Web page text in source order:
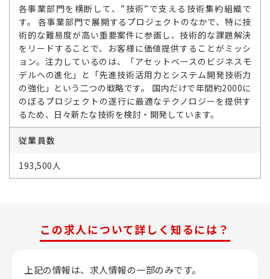
各事業部門を横断して、”技術”で支える技術集約組織で
す。 各事業部門で展開するプロジェクトのなかで、特に技
術的な難易度が高い重要案件に参画し、技術的な課題解決
をリードすることで、お客様に価値提供することがミッシ
ョン。注力しているのは、「アセットベースのビジネスモ
デルへの進化」と「先進技術活用力とシステム開発技術力
の強化」という二つの戦略です。 国内だけで年間約2000に
のぼるプロジェクトの遂行に最適なテクノロジーを提供す
るため、日々新たな技術を検討・開発しています。
従業員数
193,500人
この求人について詳しく知るには？
上記の情報は、求人情報の一部のみです。